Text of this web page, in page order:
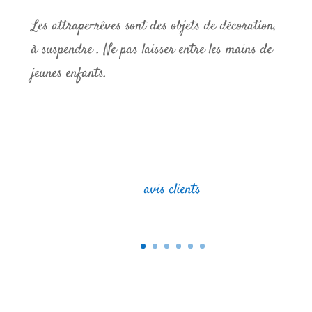
Attrape-
rêves
Trio
Les attrape-rêves sont des objets de décoration,
à suspendre . Ne pas laisser entre les mains de
jeunes enfants.
avis clients